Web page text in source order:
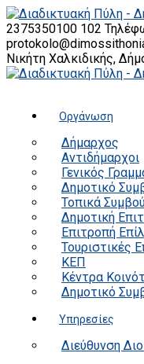
2375350100 102
Νικήτη Χαλκιδικής,
Οργάνωση
Δήμαρχος
Αντιδήμαρχοι
Γενικός
Δημοτικό
Τοπικά
Δημοτική
Επιτροπή
Τουριστικές
ΚΕΠ
Κέντρα
Δημοτικό
Υπηρεσίες
Διεύθυνση